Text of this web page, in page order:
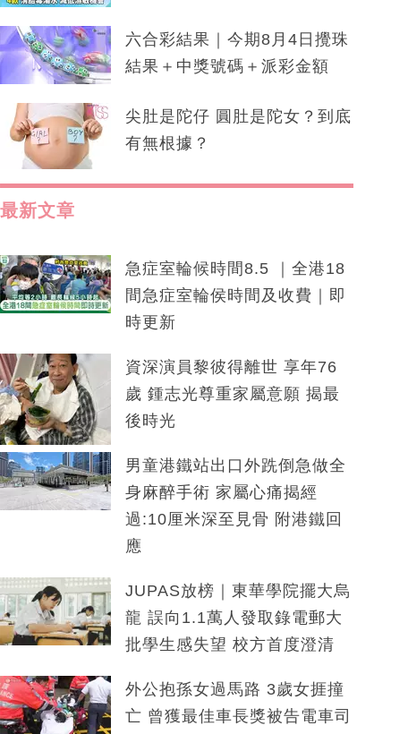
六合彩結果｜今期8月4日攪珠
結果＋中獎號碼＋派彩金額
尖肚是陀仔 圓肚是陀女？到底
有無根據？
最新文章
急症室輪候時間8.5 ｜全港18
間急症室輪侯時間及收費｜即
時更新
資深演員黎彼得離世 享年76
歲 鍾志光尊重家屬意願 揭最
後時光
男童港鐵站出口外跣倒急做全
身麻醉手術 家屬心痛揭經
過:10厘米深至見骨 附港鐵回
應
JUPAS放榜｜東華學院擺大烏
龍 誤向1.1萬人發取錄電郵大
批學生感失望 校方首度澄清
外公抱孫女過馬路 3歲女捱撞
亡 曾獲最佳車長獎被告電車司